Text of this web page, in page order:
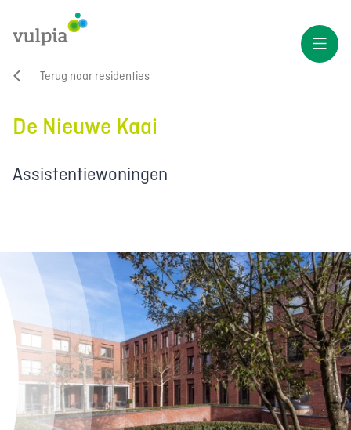
Terug naar residenties
De Nieuwe Kaai
Assistentiewoningen